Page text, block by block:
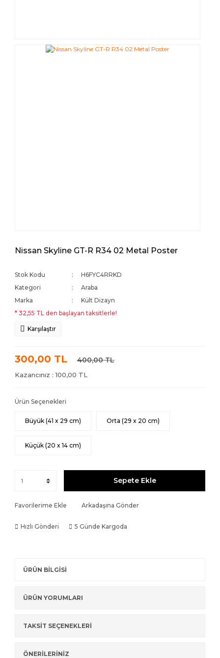
Nissan Skyline GT-R R34 02 Metal Poster
Stok Kodu
H6FYC4RRKD
Kategori
Araba
Marka
Kült Dizayn
* 32,55 TL den başlayan taksitlerle!
Karşılaştır
300,00 TL 400,00 TL
Kazancınız : 100,00 TL
Ürün Seçenekleri
Büyük (41 x 29 cm) Orta (29 x 20 cm)
Küçük (20 x 14 cm)
Sepete Ekle
Favorilerime Ekle Arkadaşına Gönder
Hızlı Gönderi 5 Günde Kargoda
ÜRÜN BİLGİSİ
ÜRÜN YORUMLARI
TAKSİT SEÇENEKLERİ
ÖNERİLERİNİZ